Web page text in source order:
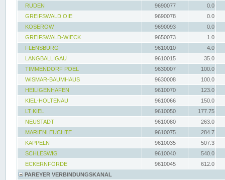
RUDEN
9690077
0.0
GREIFSWALD OIE
9690078
0.0
KOSEROW
9690093
0.0
GREIFSWALD-WIECK
9650073
1.0
FLENSBURG
9610010
4.0
LANGBALLIGAU
9610015
35.0
TIMMENDORF POEL
9630007
100.0
WISMAR-BAUMHAUS
9630008
100.0
HEILIGENHAFEN
9610070
123.0
KIEL-HOLTENAU
9610066
150.0
LT KIEL
9610050
177.75
NEUSTADT
9610080
263.0
MARIENLEUCHTE
9610075
284.7
KAPPELN
9610035
507.3
SCHLESWIG
9610040
540.0
ECKERNFÖRDE
9610045
612.0
PAREYER VERBINDUNGSKANAL